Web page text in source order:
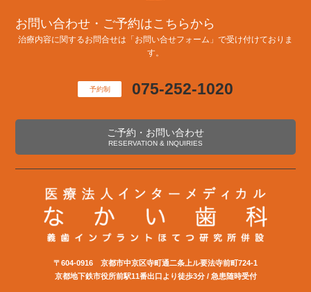
お問い合わせ・ご予約はこちらから
治療内容に関するお問合せは「お問い合せフォーム」で受け付けておりま
す。
予約制 075-252-1020
ご予約・お問い合わせ
RESERVATION & INQUIRIES
〒604-0916 京都市中京区寺町通二条上ル要法寺前町724-1
京都地下鉄市役所前駅11番出口より徒歩3分 / 急患随時受付